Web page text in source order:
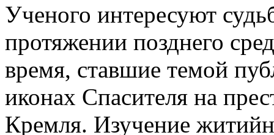
Ученого интересуют
протяжении позднего
время, ставшие темой
иконах Спасителя на
Кремля. Изучение